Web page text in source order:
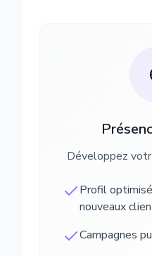
Développez
Profil
nouveaux
Campagnes